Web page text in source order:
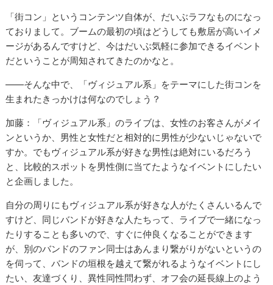
「街コン」というコンテンツ自体が、だいぶラフなものになっ
ておりまして。ブームの最初の頃はどうしても敷居が高いイメ
ージがあるんですけど、今はだいぶ気軽に参加できるイベント
だということが周知されてきたのかなと。
――そんな中で、「ヴィジュアル系」をテーマにした街コンを
生まれたきっかけは何なのでしょう？
加藤：「ヴィジュアル系」のライブは、女性のお客さんがメイ
ンというか、男性と女性だと相対的に男性が少ないじゃないで
すか。でもヴィジュアル系が好きな男性は絶対にいるだろう
と、比較的スポットを男性側に当てたようなイベントにしたい
と企画しました。
自分の周りにもヴィジュアル系が好きな人がたくさんいるんで
すけど、同じバンドが好きな人たちって、ライブで一緒になっ
たりすることも多いので、すぐに仲良くなることができます
が、別のバンドのファン同士はあんまり繋がりがないというの
を伺って、バンドの垣根を越えて繋がれるようなイベントにし
たい、友達づくり、異性同性問わず、オフ会の延長線上のよう